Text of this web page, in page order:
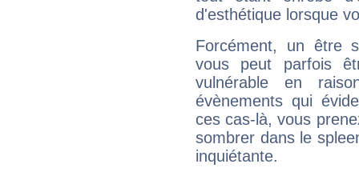
d'esthétique lorsque
Forcément, un être
vous peut parfois
vulnérable en
évènements qui
ces cas-là, vous
sombrer dans le
inquiétante.